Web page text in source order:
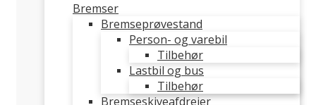
Bremser
Bremseprøvestand
Person- og varebil
Tilbehør
Lastbil og bus
Tilbehør
Bremseskiveafdrejer